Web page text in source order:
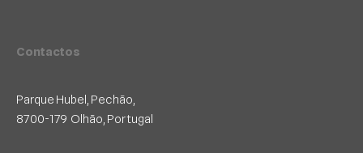
Contactos
Parque Hubel, Pechão,
8700-179 Olhão, Portugal